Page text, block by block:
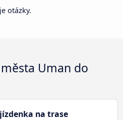
otázky.
Uman do
na trase